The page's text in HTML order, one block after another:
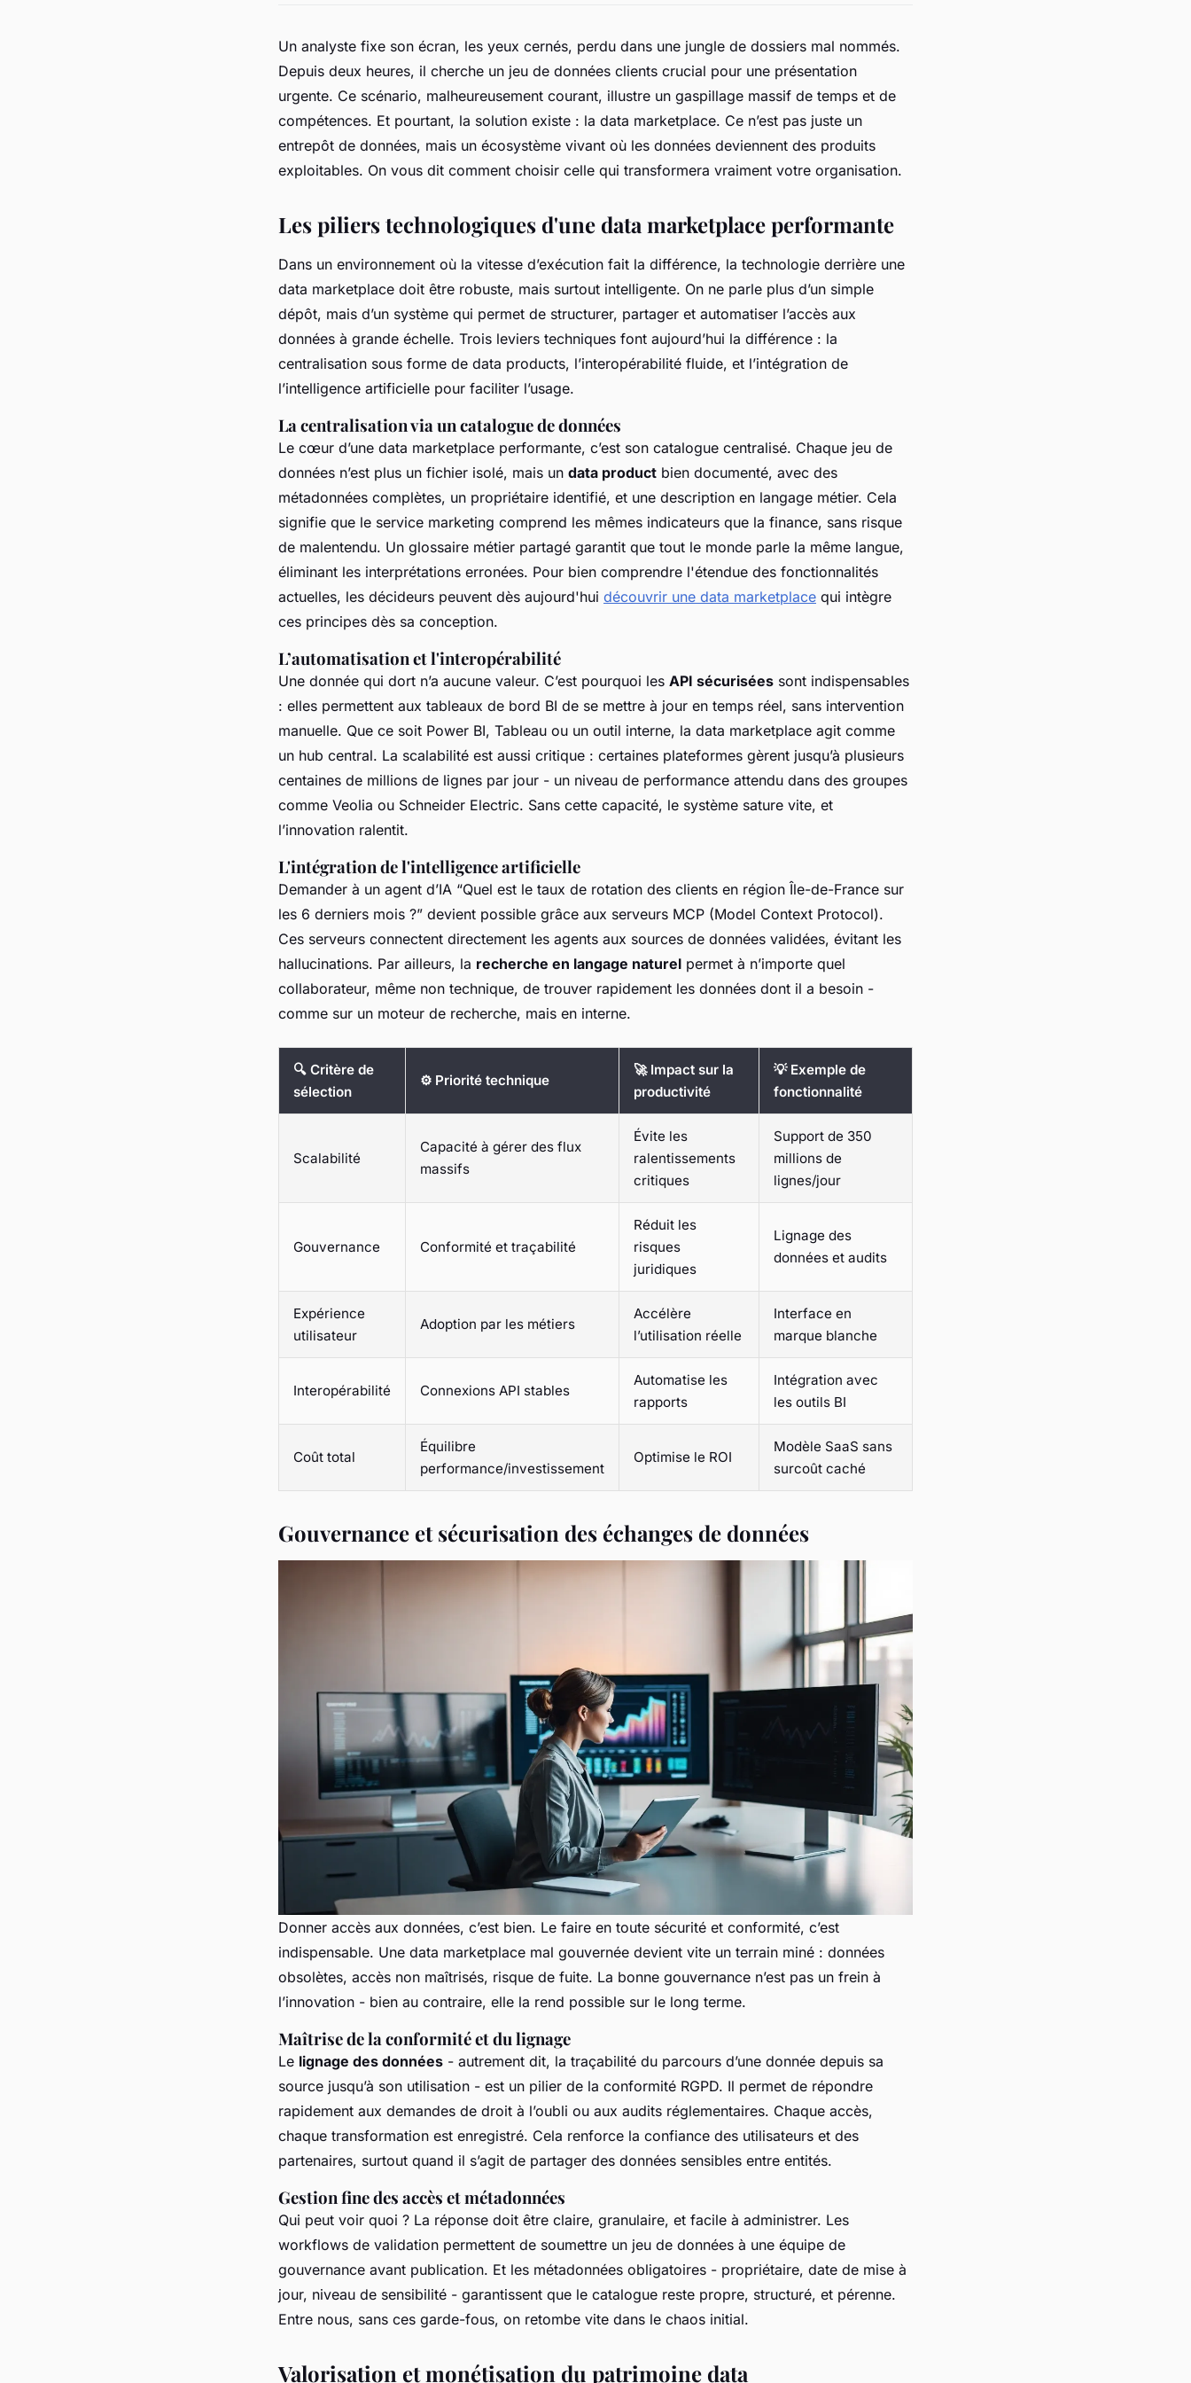
Un analyste fixe son écran, les yeux cernés, perdu dans une jungle de dossiers mal nommés.
Depuis deux heures, il cherche un jeu de données clients crucial pour une présentation
urgente. Ce scénario, malheureusement courant, illustre un gaspillage massif de temps et de
compétences. Et pourtant, la solution existe : la data marketplace. Ce n’est pas juste un
entrepôt de données, mais un écosystème vivant où les données deviennent des produits
exploitables. On vous dit comment choisir celle qui transformera vraiment votre organisation.
Les piliers technologiques d'une data marketplace performante
Dans un environnement où la vitesse d’exécution fait la différence, la technologie derrière une
data marketplace doit être robuste, mais surtout intelligente. On ne parle plus d’un simple
dépôt, mais d’un système qui permet de structurer, partager et automatiser l’accès aux
données à grande échelle. Trois leviers techniques font aujourd’hui la différence : la
centralisation sous forme de data products, l’interopérabilité fluide, et l’intégration de
l’intelligence artificielle pour faciliter l’usage.
La centralisation via un catalogue de données
Le cœur d’une data marketplace performante, c’est son catalogue centralisé. Chaque jeu de
données n’est plus un fichier isolé, mais un data product bien documenté, avec des
métadonnées complètes, un propriétaire identifié, et une description en langage métier. Cela
signifie que le service marketing comprend les mêmes indicateurs que la finance, sans risque
de malentendu. Un glossaire métier partagé garantit que tout le monde parle la même langue,
éliminant les interprétations erronées. Pour bien comprendre l'étendue des fonctionnalités
actuelles, les décideurs peuvent dès aujourd'hui découvrir une data marketplace qui intègre
ces principes dès sa conception.
L’automatisation et l'interopérabilité
Une donnée qui dort n’a aucune valeur. C’est pourquoi les API sécurisées sont indispensables
: elles permettent aux tableaux de bord BI de se mettre à jour en temps réel, sans intervention
manuelle. Que ce soit Power BI, Tableau ou un outil interne, la data marketplace agit comme
un hub central. La scalabilité est aussi critique : certaines plateformes gèrent jusqu’à plusieurs
centaines de millions de lignes par jour - un niveau de performance attendu dans des groupes
comme Veolia ou Schneider Electric. Sans cette capacité, le système sature vite, et
l’innovation ralentit.
L'intégration de l'intelligence artificielle
Demander à un agent d’IA “Quel est le taux de rotation des clients en région Île-de-France sur
les 6 derniers mois ?” devient possible grâce aux serveurs MCP (Model Context Protocol).
Ces serveurs connectent directement les agents aux sources de données validées, évitant les
hallucinations. Par ailleurs, la recherche en langage naturel permet à n’importe quel
collaborateur, même non technique, de trouver rapidement les données dont il a besoin -
comme sur un moteur de recherche, mais en interne.
🔍 Critère de
sélection
⚙️ Priorité technique
🚀 Impact sur la
productivité
💡 Exemple de
fonctionnalité
Scalabilité
Capacité à gérer des flux
massifs
Évite les
ralentissements
critiques
Support de 350
millions de
lignes/jour
Gouvernance Conformité et traçabilité
Réduit les
risques
juridiques
Lignage des
données et audits
Expérience
utilisateur
Adoption par les métiers
Accélère
l’utilisation réelle
Interface en
marque blanche
Interopérabilité Connexions API stables
Automatise les
rapports
Intégration avec
les outils BI
Coût total
Équilibre
performance/investissement
Optimise le ROI
Modèle SaaS sans
surcoût caché
Gouvernance et sécurisation des échanges de données
Donner accès aux données, c’est bien. Le faire en toute sécurité et conformité, c’est
indispensable. Une data marketplace mal gouvernée devient vite un terrain miné : données
obsolètes, accès non maîtrisés, risque de fuite. La bonne gouvernance n’est pas un frein à
l’innovation - bien au contraire, elle la rend possible sur le long terme.
Maîtrise de la conformité et du lignage
Le lignage des données - autrement dit, la traçabilité du parcours d’une donnée depuis sa
source jusqu’à son utilisation - est un pilier de la conformité RGPD. Il permet de répondre
rapidement aux demandes de droit à l’oubli ou aux audits réglementaires. Chaque accès,
chaque transformation est enregistré. Cela renforce la confiance des utilisateurs et des
partenaires, surtout quand il s’agit de partager des données sensibles entre entités.
Gestion fine des accès et métadonnées
Qui peut voir quoi ? La réponse doit être claire, granulaire, et facile à administrer. Les
workflows de validation permettent de soumettre un jeu de données à une équipe de
gouvernance avant publication. Et les métadonnées obligatoires - propriétaire, date de mise à
jour, niveau de sensibilité - garantissent que le catalogue reste propre, structuré, et pérenne.
Entre nous, sans ces garde-fous, on retombe vite dans le chaos initial.
Valorisation et monétisation du patrimoine data